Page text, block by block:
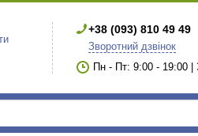
+38 (093) 810 49 49
Зворотний дзвінок
Пн - Пт: 9:00 - 19:00